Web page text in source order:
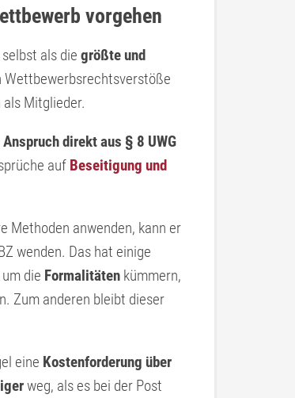
vorgehen
als die größte und
Wettbewerbsrechtsverstöße
Mitglieder.
direkt aus § 8 UWG
auf Beseitigung und
Methoden anwenden, kann er
wenden. Das hat einige
die Formalitäten kümmern,
Zum anderen bleibt dieser
eine Kostenforderung über
weg, als es bei der Post